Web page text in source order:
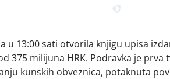
u 13:00 sati otvorila knjigu upisa
375 milijuna HRK. Podravka je
kunskih obveznica, potaknuta